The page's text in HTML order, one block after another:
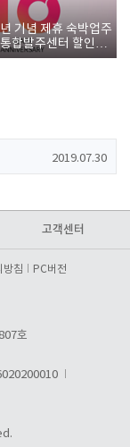
기념 제휴 숙박업주
합발주센터 할인쿠
2019.07.30
고객센터
방침 PC버전
호